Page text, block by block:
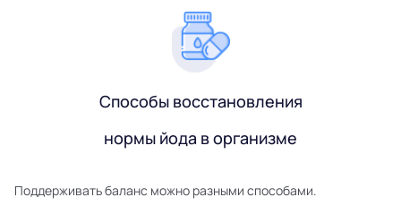
Способы восстановления
нормы йода в организме
Поддерживать баланс можно разными способами.